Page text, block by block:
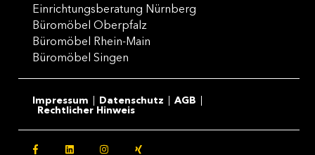
Einrichtungsberatung Nürnberg
Büromöbel Oberpfalz
Büromöbel Rhein-Main
Büromöbel Singen
Impressum Datenschutz
AGB
Rechtlicher Hinweis